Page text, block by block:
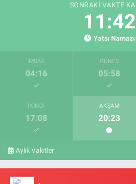
SONRAKI VAKTE
11:41
Yatsı Namazı
İMSAK
04:16
GÜNEŞ
05:58
İKINDI
17:08
AKŞAM
20:23
Aylık Vakitler